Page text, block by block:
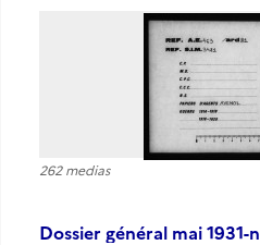
262 medias
Dossier général mai